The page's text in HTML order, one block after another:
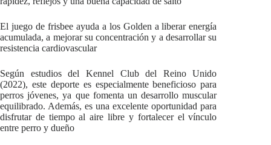
El juego de frisbee ayuda a los Golden a liberar energía
acumulada, a mejorar su concentración y a desarrollar su
resistencia cardiovascular
Según estudios del Kennel Club del Reino Unido
(2022), este deporte es especialmente beneficioso para
perros jóvenes, ya que fomenta un desarrollo muscular
equilibrado. Además, es una excelente oportunidad para
disfrutar de tiempo al aire libre y fortalecer el vínculo
entre perro y dueño